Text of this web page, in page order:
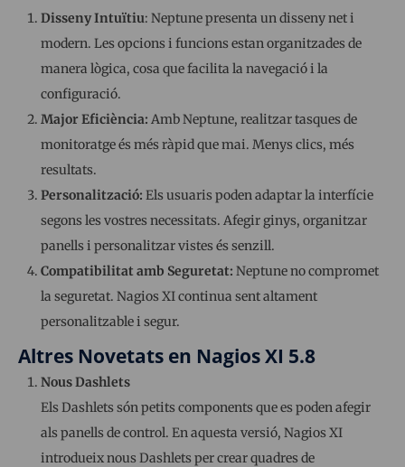
Disseny Intuïtiu: Neptune presenta un disseny net i
modern. Les opcions i funcions estan organitzades de
manera lògica, cosa que facilita la navegació i la
configuració.
Major Eficiència: Amb Neptune, realitzar tasques de
monitoratge és més ràpid que mai. Menys clics, més
resultats.
Personalització: Els usuaris poden adaptar la interfície
segons les vostres necessitats. Afegir ginys, organitzar
panells i personalitzar vistes és senzill.
Compatibilitat amb Seguretat: Neptune no compromet
la seguretat. Nagios XI continua sent altament
personalitzable i segur.
Altres Novetats en Nagios XI 5.8
Nous Dashlets
Els Dashlets són petits components que es poden afegir
als panells de control. En aquesta versió, Nagios XI
introdueix nous Dashlets per crear quadres de